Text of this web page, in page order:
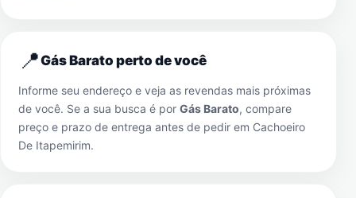
📍Gás Barato perto de você
Informe seu endereço e veja as revendas mais próximas
de você. Se a sua busca é por Gás Barato, compare
preço e prazo de entrega antes de pedir em Cachoeiro
De Itapemirim.